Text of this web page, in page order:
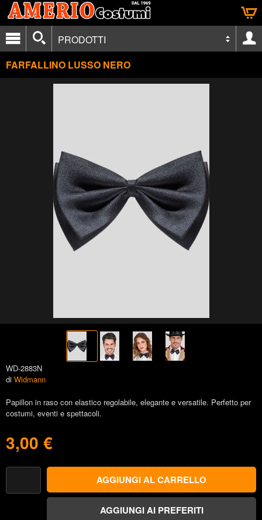
PRODOTTI
FARFALLINO LUSSO NERO
WD-2883N
di Widmann
Papillon in raso con elastico regolabile, elegante e versatile. Perfetto per
costumi, eventi e spettacoli.
3,00 €